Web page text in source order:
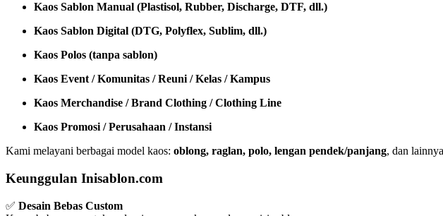
Kaos Sablon Manual (Plastisol, Rubber, Discharge, DTF, dll.)
Kaos Sablon Digital (DTG, Polyflex, Sublim, dll.)
Kaos Polos (tanpa sablon)
Kaos Event / Komunitas / Reuni / Kelas / Kampus
Kaos Merchandise / Brand Clothing / Clothing Line
Kaos Promosi / Perusahaan / Instansi
Kami melayani berbagai model kaos: oblong, raglan, polo, lengan pendek/panjang, dan
Keunggulan Inisablon.com
✅ Desain Bebas Custom